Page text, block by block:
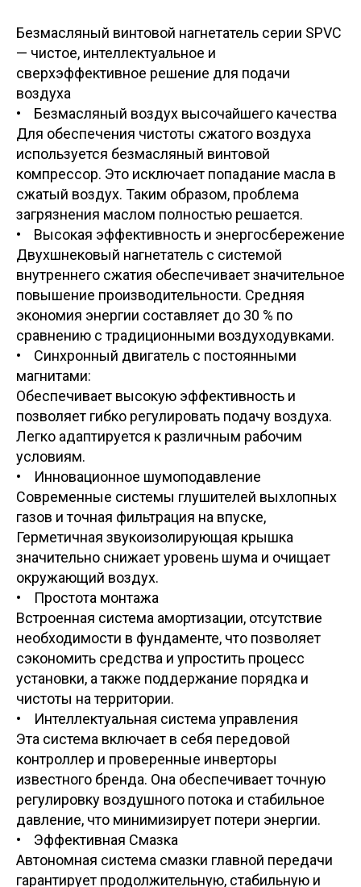
Безмасляный винтовой нагнетатель серии SPVC
— чистое, интеллектуальное и
сверхэффективное решение для подачи
воздуха
• Безмасляный воздух высочайшего качества
Для обеспечения чистоты сжатого воздуха
используется безмасляный винтовой
компрессор. Это исключает попадание масла в
сжатый воздух. Таким образом, проблема
загрязнения маслом полностью решается.
• Высокая эффективность и энергосбережение
Двухшнековый нагнетатель с системой
внутреннего сжатия обеспечивает значительное
повышение производительности. Средняя
экономия энергии составляет до 30 % по
сравнению с традиционными воздуходувками.
• Синхронный двигатель с постоянными
магнитами:
Обеспечивает высокую эффективность и
позволяет гибко регулировать подачу воздуха.
Легко адаптируется к различным рабочим
условиям.
• Инновационное шумоподавление
Современные системы глушителей выхлопных
газов и точная фильтрация на впуске,
Герметичная звукоизолирующая крышка
значительно снижает уровень шума и очищает
окружающий воздух.
• Простота монтажа
Встроенная система амортизации, отсутствие
необходимости в фундаменте, что позволяет
сэкономить средства и упростить процесс
установки, а также поддержание порядка и
чистоты на территории.
• Интеллектуальная система управления
Эта система включает в себя передовой
контроллер и проверенные инверторы
известного бренда. Она обеспечивает точную
регулировку воздушного потока и стабильное
давление, что минимизирует потери энергии.
• Эффективная Смазка
Автономная система смазки главной передачи
гарантирует продолжительную, стабильную и